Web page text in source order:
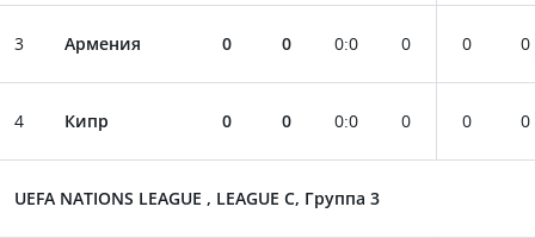
3 Армения 0 0 0:0 0 0 0
4 Кипр 0 0 0:0 0 0 0
UEFA NATIONS LEAGUE , LEAGUE C, Группа 3